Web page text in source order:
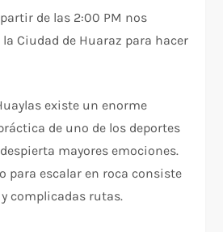
de las 2:00 PM nos
Ciudad de Huaraz para hacer
existe un enorme
de uno de los deportes
mayores emociones.
para escalar en roca consiste
complicadas rutas.